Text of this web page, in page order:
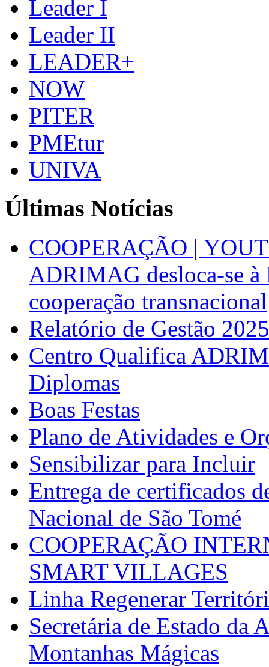
Leader I
Leader II
LEADER+
NOW
PITER
PMEtur
UNIVA
Últimas Notícias
COOPERAÇÃO |
ADRIMAG desloca-se
cooperação transnacional
Relatório de Gestão 2025
Centro Qualifica
Diplomas
Boas Festas
Plano de Atividades e
Sensibilizar para Incluir
Entrega de certificados
Nacional de São Tomé
COOPERAÇÃO
SMART VILLAGES
Linha Regenerar
Secretária de Estado da
Montanhas Mágicas